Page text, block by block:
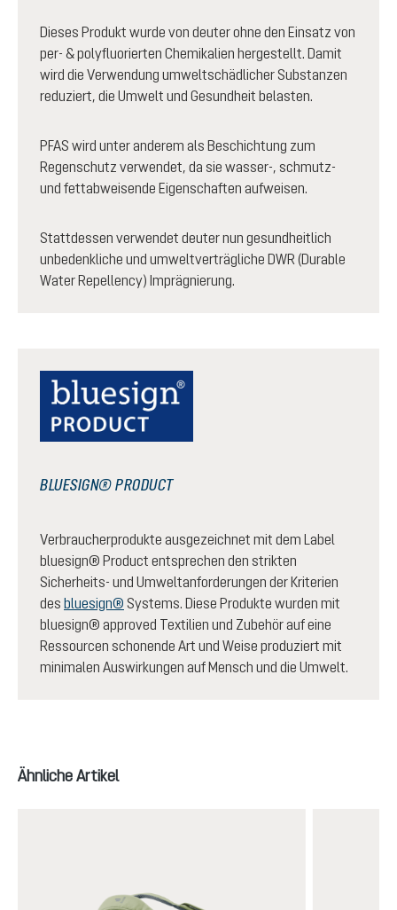
Dieses Produkt wurde von deuter ohne den Einsatz von
per- & polyfluorierten Chemikalien hergestellt. Damit
wird die Verwendung umweltschädlicher Substanzen
reduziert, die Umwelt und Gesundheit belasten.
PFAS wird unter anderem als Beschichtung zum
Regenschutz verwendet, da sie wasser-, schmutz-
und fettabweisende Eigenschaften aufweisen.
Stattdessen verwendet deuter nun gesundheitlich
unbedenkliche und umweltverträgliche DWR (Durable
Water Repellency) Imprägnierung.
BLUESIGN® PRODUCT
Verbraucherprodukte ausgezeichnet mit dem Label
bluesign® Product entsprechen den strikten
Sicherheits- und Umweltanforderungen der Kriterien
des bluesign® Systems. Diese Produkte wurden mit
bluesign® approved Textilien und Zubehör auf eine
Ressourcen schonende Art und Weise produziert mit
minimalen Auswirkungen auf Mensch und die Umwelt.
Produktgalerie überspringen
Ähnliche Artikel